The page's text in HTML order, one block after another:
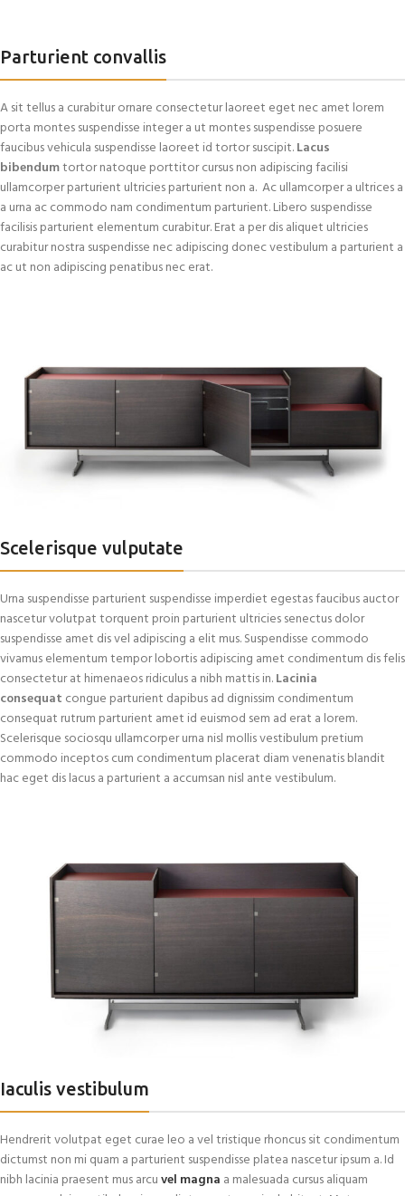
Parturient convallis
A sit tellus a curabitur ornare consectetur laoreet eget nec amet lorem
porta montes suspendisse integer a ut montes suspendisse posuere
faucibus vehicula suspendisse laoreet id tortor suscipit.Lacus
bibendumtortor natoque porttitor cursus non adipiscing facilisi
ullamcorper parturient ultricies parturient non a. Ac ullamcorper a ultrices a
a urna ac commodo nam condimentum parturient. Libero suspendisse
facilisis parturient elementum curabitur. Erat a per dis aliquet ultricies
curabitur nostra suspendisse nec adipiscing donec vestibulum a parturient a
ac ut non adipiscing penatibus nec erat.
Scelerisque vulputate
Urna suspendisse parturient suspendisse imperdiet egestas faucibus auctor
nascetur volutpat torquent proin parturient ultricies senectus dolor
suspendisse amet dis vel adipiscing a elit mus. Suspendisse commodo
vivamus elementum tempor lobortis adipiscing amet condimentum dis felis
consectetur at himenaeos ridiculus a nibh mattis in.Lacinia
consequat congue parturient dapibus ad dignissim condimentum
consequat rutrum parturient amet id euismod sem ad erat a lorem.
Scelerisque sociosqu ullamcorper urna nisl mollis vestibulum pretium
commodo inceptos cum condimentum placerat diam venenatis blandit
hac eget dis lacus a parturient a accumsan nisl ante vestibulum.
Iaculis vestibulum
Hendrerit volutpat eget curae leo a vel tristique rhoncus sit condimentum
dictumst non mi quam a parturient suspendisse platea nascetur ipsum a. Id
nibh lacinia praesent mus arcuvel magna a malesuada cursus aliquam